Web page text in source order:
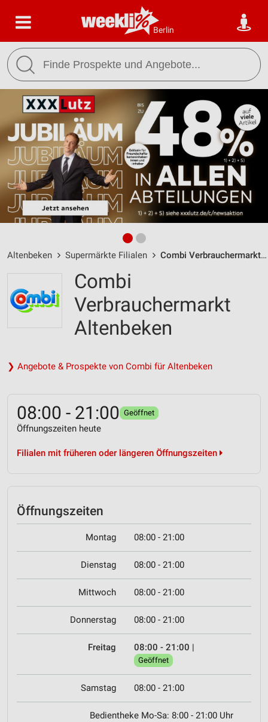
Berlin
Altenbeken Supermärkte Filialen Combi Verbrauchermarkt Altenbeken / Orthagen 3 - Öffnungszeiten & Adresse
Combi
Verbrauchermarkt
Altenbeken
❯ Angebote & Prospekte von Combi für Altenbeken
08:00 - 21:00 Geöffnet
Öffnungszeiten heute
Filialen mit früheren oder längeren Öffnungszeiten
Öffnungszeiten
Montag 08:00 - 21:00
Dienstag 08:00 - 21:00
Mittwoch 08:00 - 21:00
Donnerstag 08:00 - 21:00
Freitag 08:00 - 21:00 |
Geöffnet
Samstag 08:00 - 21:00
Bedientheke Mo-Sa: 8:00 - 21:00 Uhr